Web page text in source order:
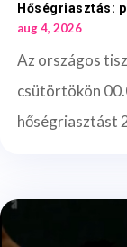
Hőségriasztás:
aug 4, 2026
Az országos
csütörtökön
hőségriasztást